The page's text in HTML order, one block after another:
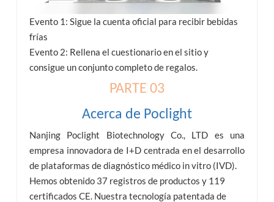
Evento 1: Sigue la cuenta oficial para recibir bebidas
frías
Evento 2: Rellena el cuestionario en el sitio y
consigue un conjunto completo de regalos.
PARTE 03
Acerca de Poclight
Nanjing Poclight Biotechnology Co., LTD es una
empresa innovadora de I+D centrada en el desarrollo
de plataformas de diagnóstico médico in vitro (IVD).
Hemos obtenido 37 registros de productos y 119
certificados CE. Nuestra tecnología patentada de